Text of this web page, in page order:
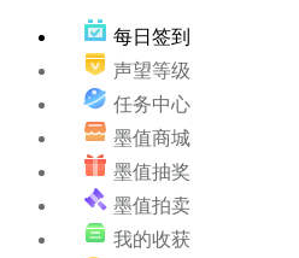
每日签到
声望等级
任务中心
墨值商城
墨值抽奖
墨值拍卖
我的收获